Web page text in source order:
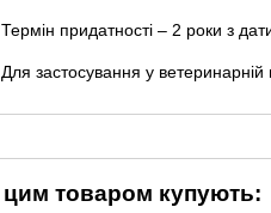
Термін придатності – 2 роки з
Для застосування у ветеринарній
товаром купують: